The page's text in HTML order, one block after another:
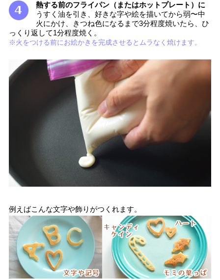
熱する前のフライパン（またはホットプレート）に
うすく油を引き、好きな字や絵を描いてから弱〜中
火にかけ、きつね色になるまで3分程度焼いたら、ひ
っくり返して1分程度焼く。
※火をつける前にお絵かきを完成させるとムラなく焼けます。
例えばこんな文字や飾りがつくれます。